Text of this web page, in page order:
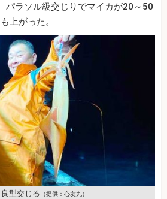
パラソル級交じりでマイカが20～50
上がった。
型交じる （提供：心友丸）